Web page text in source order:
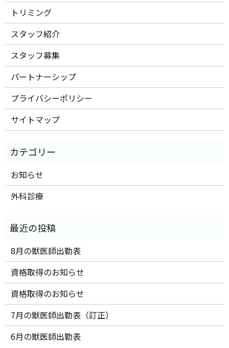
トリミング
スタッフ紹介
スタッフ募集
パートナーシップ
プライバシーポリシー
サイトマップ
お知らせ
外科診療
8月の獣医師出勤表
資格取得のお知らせ
資格取得のお知らせ
7月の獣医師出勤表（訂正）
6月の獣医師出勤表